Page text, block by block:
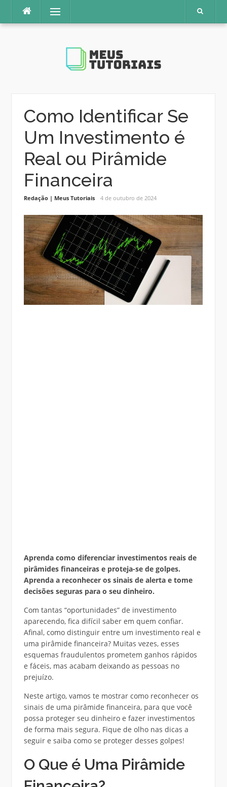
o
Menu
Como Identificar Se
Um Investimento é
Real ou Pirâmide
Financeira
Redação | Meus Tutoriais 4 de outubro de 2024
Aprenda como diferenciar investimentos reais de
pirâmides financeiras e proteja-se de golpes.
Aprenda a reconhecer os sinais de alerta e tome
decisões seguras para o seu dinheiro.
Com tantas “oportunidades” de investimento
aparecendo, fica difícil saber em quem confiar.
Afinal, como distinguir entre um investimento real e
uma pirâmide financeira? Muitas vezes, esses
esquemas fraudulentos prometem ganhos rápidos
e fáceis, mas acabam deixando as pessoas no
prejuízo.
Neste artigo, vamos te mostrar como reconhecer os
sinais de uma pirâmide financeira, para que você
possa proteger seu dinheiro e fazer investimentos
de forma mais segura. Fique de olho nas dicas a
seguir e saiba como se proteger desses golpes!
O Que é Uma Pirâmide